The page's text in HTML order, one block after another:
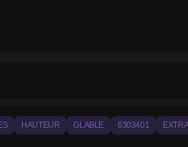
HAUTEUR GLABLE 6303401